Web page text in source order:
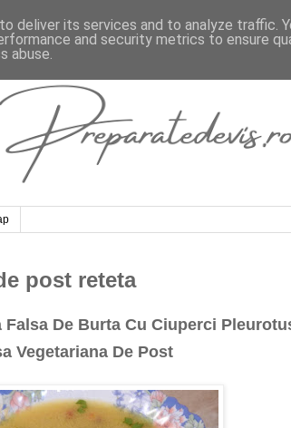
post reteta
Falsa De Burta Cu Ciuperci
Vegetariana De Post
deliver its services and to analyze traffic.
and security metrics to ensure
abuse.